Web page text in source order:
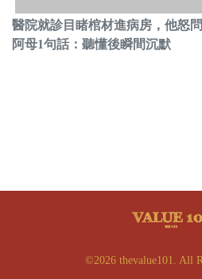
醫院就診目睹棺材進病房，他怒
阿母1句話：聽懂後瞬間沉默
©2026 thevalue101. All